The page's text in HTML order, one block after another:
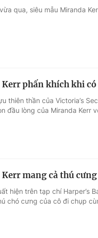
qua, siêu mẫu Miranda
phấn khích khi
thiên thần của Victoria’s
đầu lòng của Miranda Kerr
mang cả thú
hiện trên tạp chí Harper’s
chó cưng của cô đi chụp